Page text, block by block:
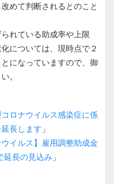
めて判断されるとのこと
れている助成率や上限
については、現時点で２
になっていますので、御
。
コロナウイルス感染症に係
長します 」
ウイルス】雇用調整助成金
延長の見込み 」